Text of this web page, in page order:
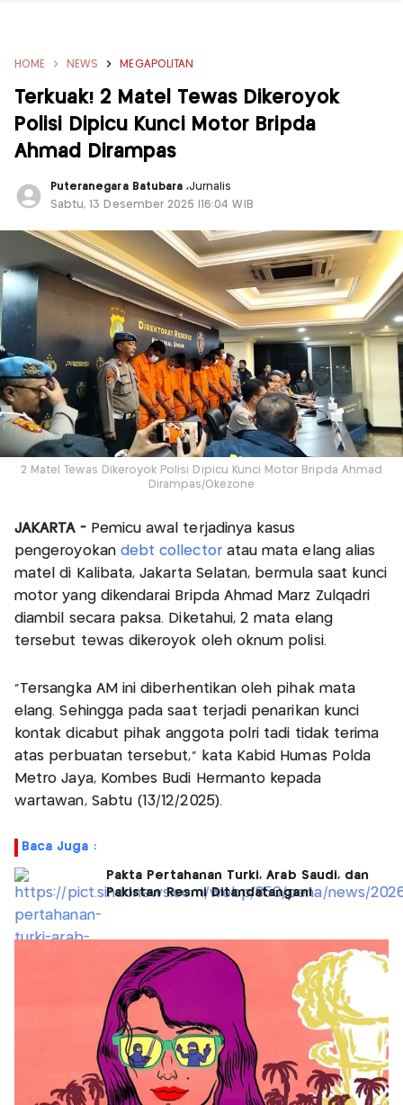
HOME NEWS MEGAPOLITAN
Terkuak! 2 Matel Tewas Dikeroyok
Polisi Dipicu Kunci Motor Bripda
Ahmad Dirampas
Puteranegara Batubara,Jurnalis
Sabtu, 13 Desember 2025 |16:04 WIB
2 Matel Tewas Dikeroyok Polisi Dipicu Kunci Motor Bripda Ahmad
Dirampas/Okezone
JAKARTA - Pemicu awal terjadinya kasus
pengeroyokandebt collector atau mata elang alias
matel di Kalibata, Jakarta Selatan, bermula saat kunci
motor yang dikendarai Bripda Ahmad Marz Zulqadri
diambil secara paksa. Diketahui, 2 mata elang
tersebut tewas dikeroyok oleh oknum polisi.
“Tersangka AM ini diberhentikan oleh pihak mata
elang. Sehingga pada saat terjadi penarikan kunci
kontak dicabut pihak anggota polri tadi tidak terima
atas perbuatan tersebut,” kata Kabid Humas Polda
Metro Jaya, Kombes Budi Hermanto kepada
wartawan, Sabtu (13/12/2025).
Baca Juga :
Pakta Pertahanan Turki, Arab Saudi, dan
Pakistan Resmi Ditandatangani